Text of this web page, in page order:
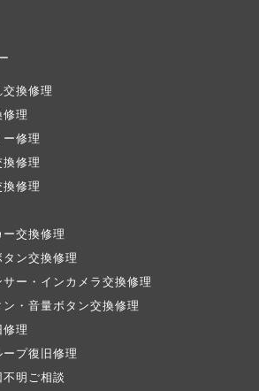
換修理
理
修理
修理
修理
交換修理
ン交換修理
ー・インカメラ交換修理
・音量ボタン交換修理
理
プ復旧修理
明ご相談